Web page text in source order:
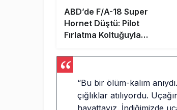
ABD’de F/A-18 Super
Hornet Düştü: Pilot
Fırlatma Koltuğuyla
“Bu bir ölüm-kalım
çığlıklar atılıyordu.